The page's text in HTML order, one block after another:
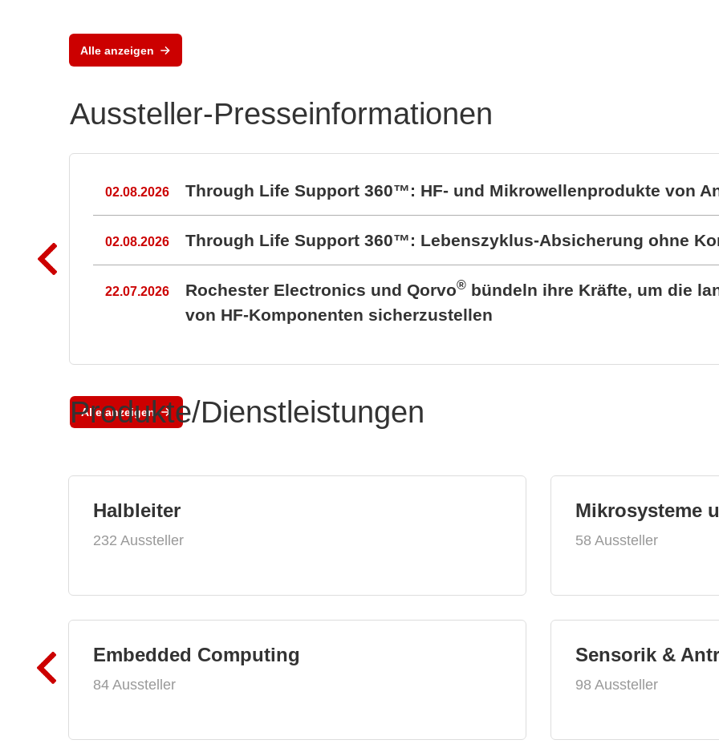
Alle anzeigen
Aussteller-Presseinformationen
02.08.2026 Through Life Support 360™: HF- und Mikrowellenprodukte von
02.08.2026 Through Life Support 360™: Lebenszyklus-Absicherung ohne
22.07.2026 Rochester Electronics und Qorvo® bündeln ihre Kräfte, um die
von HF-Komponenten sicherzustellen
Alle anzeigen
Produkte/Dienstleistungen
Halbleiter
232 Aussteller
Embedded Computing
84 Aussteller
Mikrosysteme
58 Aussteller
Sensorik &
98 Aussteller